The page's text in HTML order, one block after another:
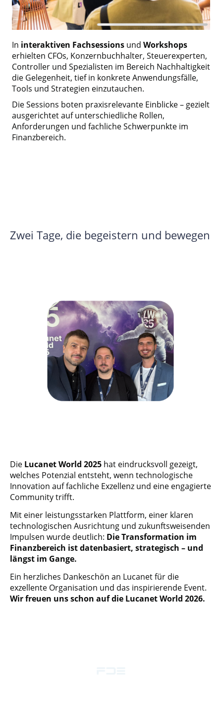
In interaktiven Fachsessions und Workshops
erhielten CFOs, Konzernbuchhalter, Steuerexperten,
Controller und Spezialisten im Bereich Nachhaltigkeit
die Gelegenheit, tief in konkrete Anwendungsfälle,
Tools und Strategien einzutauchen.
Die Sessions boten praxisrelevante Einblicke – gezielt
ausgerichtet auf unterschiedliche Rollen,
Anforderungen und fachliche Schwerpunkte im
Finanzbereich.
Zwei Tage, die begeistern und bewegen
Die Lucanet World 2025 hat eindrucksvoll gezeigt,
welches Potenzial entsteht, wenn technologische
Innovation auf fachliche Exzellenz und eine engagierte
Community trifft.
Mit einer leistungsstarken Plattform, einer klaren
technologischen Ausrichtung und zukunftsweisenden
Impulsen wurde deutlich: Die Transformation im
Finanzbereich ist datenbasiert, strategisch – und
längst im Gange.
Ein herzliches Dankeschön an Lucanet für die
exzellente Organisation und das inspirierende Event.
Wir freuen uns schon auf die Lucanet World 2026.